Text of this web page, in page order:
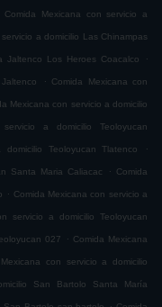
Comida Mexicana con servicio a
a domicilio Las Chinampas
Jaltenco Los Heroes Coacalco .
. Comida Mexicana con
Mexicana con servicio a domicilio
a domicilio Teoloyucan
Teoloyucan Tlatenco .
Santa Maria Caliacac . Comida
. Comida Mexicana con servicio a
servicio a domicilio Teoloyucan
027 . Comida Mexicana
con servicio a domicilio
San Bartolo Santa María
.